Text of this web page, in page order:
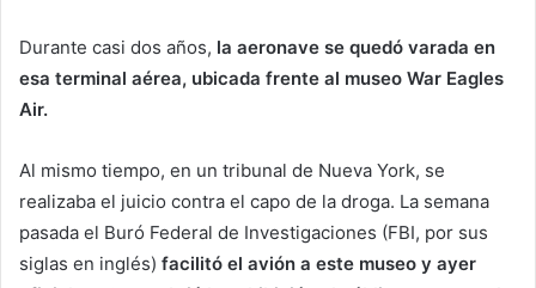
Durante casi dos años, la aeronave se quedó varada en
esa terminal aérea, ubicada frente al museo War Eagles
Air.
Al mismo tiempo, en un tribunal de Nueva York, se
realizaba el juicio contra el capo de la droga. La semana
pasada el Buró Federal de Investigaciones (FBI, por sus
siglas en inglés) facilitó el avión a este museo y ayer